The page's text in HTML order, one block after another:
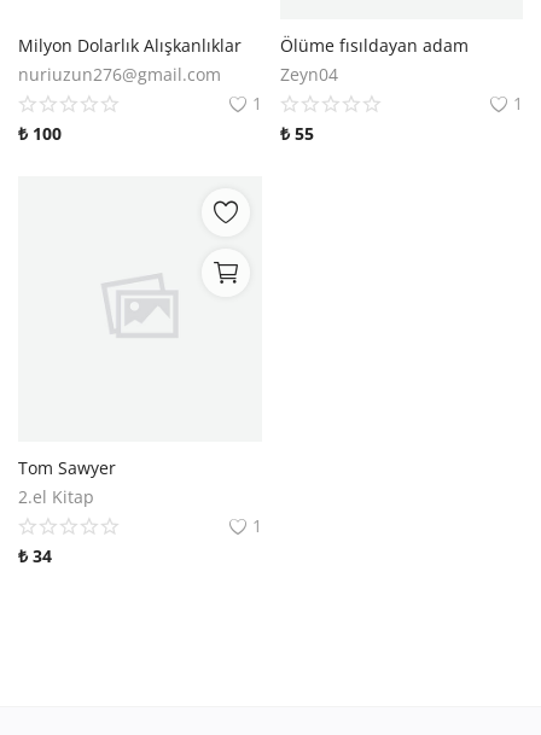
Milyon Dolarlık Alışkanlıklar
nuriuzun276@gmail.com
1
₺ 100
Ölüme fısıldayan adam
Zeyn04
1
₺55
Tom Sawyer
2.el Kitap
1
₺ 34